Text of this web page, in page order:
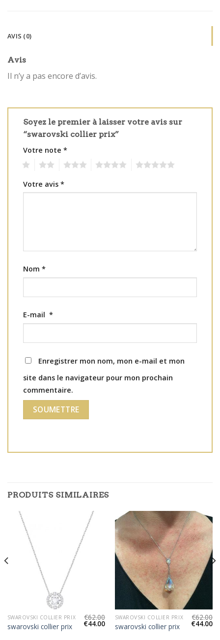
AVIS (0)
Avis
Il n’y a pas encore d’avis.
Soyez le premier à laisser votre avis sur
“swarovski collier prix”
Votre note *
Votre avis *
Nom *
E-mail *
Enregistrer mon nom, mon e-mail et mon
site dans le navigateur pour mon prochain
commentaire.
PRODUITS SIMILAIRES
SWAROVSKI COLLIER PRIX
swarovski collier prix
€62.00
€44.00
SWAROVSKI COLLIER PRIX
swarovski collier prix
€62.00
€44.00